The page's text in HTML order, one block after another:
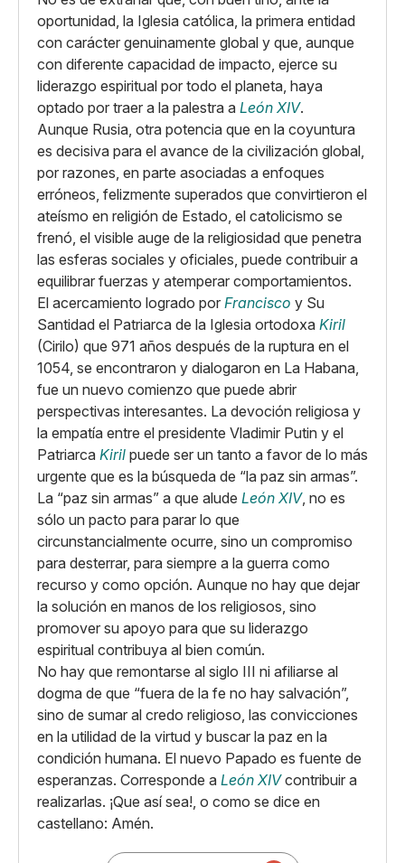
oportunidad, la Iglesia católica, la primera entidad
con carácter genuinamente global y que, aunque
con diferente capacidad de impacto, ejerce su
liderazgo espiritual por todo el planeta, haya
optado por traer a la palestra a León XIV.
Aunque Rusia, otra potencia que en la coyuntura
es decisiva para el avance de la civilización global,
por razones, en parte asociadas a enfoques
erróneos, felizmente superados que convirtieron el
ateísmo en religión de Estado, el catolicismo se
frenó, el visible auge de la religiosidad que penetra
las esferas sociales y oficiales, puede contribuir a
equilibrar fuerzas y atemperar comportamientos.
El acercamiento logrado por Francisco y Su
Santidad el Patriarca de la Iglesia ortodoxa Kiril
(Cirilo) que 971 años después de la ruptura en el
1054, se encontraron y dialogaron en La Habana,
fue un nuevo comienzo que puede abrir
perspectivas interesantes. La devoción religiosa y
la empatía entre el presidente Vladimir Putin y el
Patriarca Kiril puede ser un tanto a favor de lo más
urgente que es la búsqueda de “la paz sin armas”.
La “paz sin armas” a que alude León XIV, no es
sólo un pacto para parar lo que
circunstancialmente ocurre, sino un compromiso
para desterrar, para siempre a la guerra como
recurso y como opción. Aunque no hay que dejar
la solución en manos de los religiosos, sino
promover su apoyo para que su liderazgo
espiritual contribuya al bien común.
No hay que remontarse al siglo III ni afiliarse al
dogma de que “fuera de la fe no hay salvación”,
sino de sumar al credo religioso, las convicciones
en la utilidad de la virtud y buscar la paz en la
condición humana. El nuevo Papado es fuente de
esperanzas. Corresponde a León XIVcontribuir a
realizarlas. ¡Que así sea!, o como se dice en
castellano: Amén.